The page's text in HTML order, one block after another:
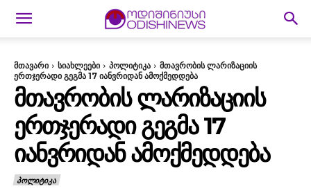
მთავარი სიახლეები პოლიტიკა
მთავრობის ლარიზაციის
ერთჯერადი გეგმა 17 იანვრიდან ამოქმედდება
ᲛᲗᲐᲕᲠᲝᲑᲘᲡ ᲚᲐᲠᲘᲖᲐᲪᲘᲘᲡ
ᲔᲠᲗᲯᲔᲠᲐᲓᲘ ᲒᲔᲒᲛᲐ 17
ᲘᲐᲜᲕᲠᲘᲓᲐᲜ ᲐᲛᲝᲥᲛᲔᲓᲓᲔᲑᲐ
ᲞᲝᲚᲘᲢᲘᲙᲐ